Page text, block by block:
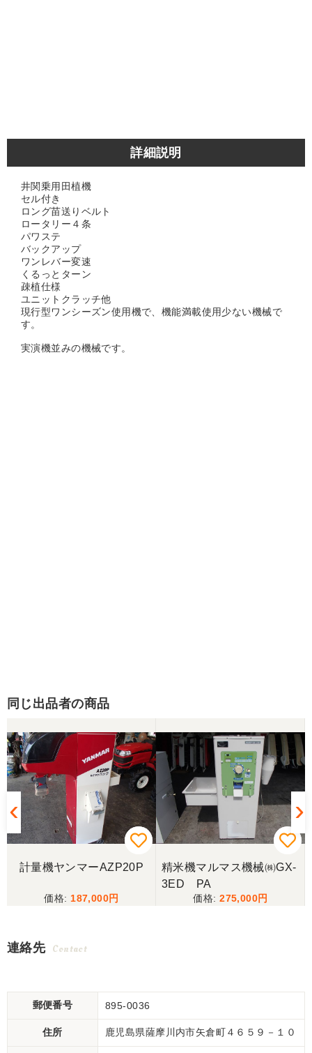
詳細説明
井関乗用田植機
セル付き
ロング苗送りベルト
ロータリー４条
パワステ
バックアップ
ワンレバー変速
くるっとターン
疎植仕様
ユニットクラッチ他
現行型ワンシーズン使用機で、機能満載使用少ない機械で
す。
実演機並みの機械です。
同じ出品者の商品
計量機ヤンマーAZP20P
187,000
精米機マルマス機械㈱GX-
3ED PA
275,000
連絡先 Contact
郵便番号 895-0036
住所 鹿児島県薩摩川内市矢倉町４６５９－１０